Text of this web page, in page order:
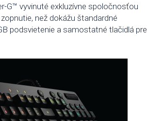
G™ vyvinuté exkluzívne spoločnosťou
než dokážu štandardné
podsvietenie a samostatné tlačidlá pre